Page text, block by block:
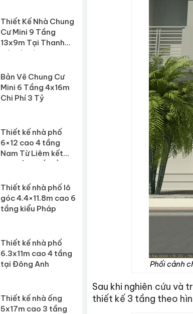
Phối cảnh
Sau khi nghiên cứu và
thiết kế 3 tầng theo
Thiết Kế Nhà Chung
Cư Mini 9 Tầng
13x9m Tại Thanh
Trì, Hà Nội
Bản Vẽ Chung Cư
Mini 6 Tầng 4x16m
Chi Phí 3 Tỷ
Thiết kế nhà phố
6×12 cao 4 tầng
Nam Từ Liêm kết
hợp sản xuất tầng 1
Thiết kế nhà phố lô
góc 4.4×11.8m cao 6
tầng kiểu Pháp
Thiết kế nhà phố
6.3x11m cao 4 tầng
tại Đông Anh
Thiết kế nhà ống
5x17m cao 3 tầng